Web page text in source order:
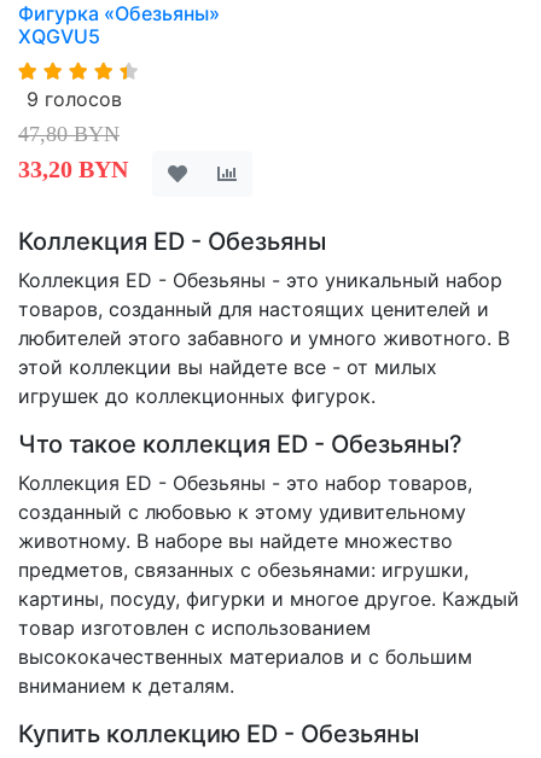
Фигурка «Обезьяны»
XQGVU5
9 голосов
47,80 BYN
33,20 BYN
Коллекция ED - Обезьяны
Коллекция ED - Обезьяны - это уникальный набор
товаров, созданный для настоящих ценителей и
любителей этого забавного и умного животного. В
этой коллекции вы найдете все - от милых
игрушек до коллекционных фигурок.
Что такое коллекция ED - Обезьяны?
Коллекция ED - Обезьяны - это набор товаров,
созданный с любовью к этому удивительному
животному. В наборе вы найдете множество
предметов, связанных с обезьянами: игрушки,
картины, посуду, фигурки и многое другое. Каждый
товар изготовлен с использованием
высококачественных материалов и с большим
вниманием к деталям.
Купить коллекцию ED - Обезьяны